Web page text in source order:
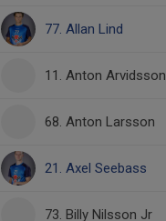
77. Allan Lind
11. Anton Arvidsson
68. Anton Larsson
21. Axel Seebass
73. Billy Nilsson Jr